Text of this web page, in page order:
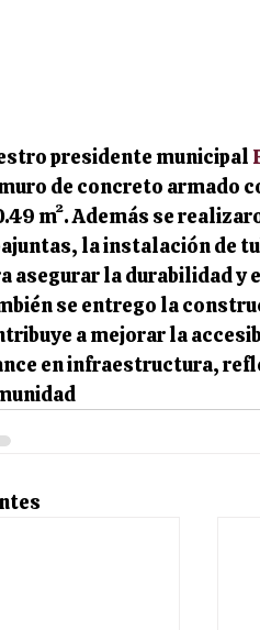
presidente municipal
de concreto armado
m². Además se
la instalación de
asegurar la durabilidad y
se entrego la
a mejorar la
en infraestructura,